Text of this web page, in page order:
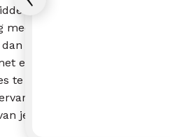
zodat je in
meer klanten te
om iemand van
een kritisch oog
te laten kijken.
en kennis om
je bedrijf te